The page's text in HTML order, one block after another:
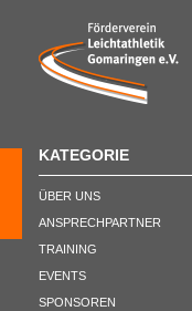
KATEGORIE
ÜBER UNS
ANSPRECHPARTNER
TRAINING
EVENTS
SPONSOREN